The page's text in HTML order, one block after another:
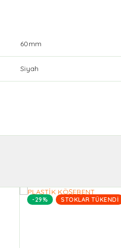
60mm
Siyah
-29% STOKLAR TÜKENDI